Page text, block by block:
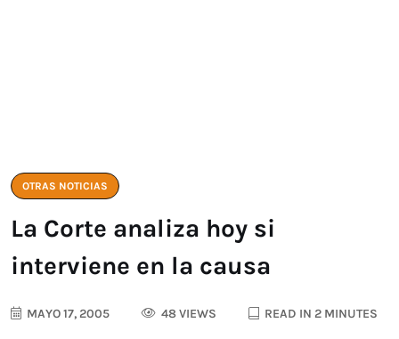
OTRAS NOTICIAS
La Corte analiza hoy si
interviene en la causa
MAYO 17, 2005 48 VIEWS READ IN 2 MINUTES